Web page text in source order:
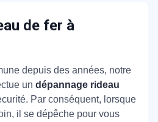
de fer à
depuis des années, notre
un dépannage rideau
Par conséquent, lorsque
il se dépêche pour vous